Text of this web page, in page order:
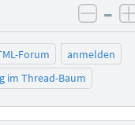
–
Forum
anmelden
im Thread-Baum